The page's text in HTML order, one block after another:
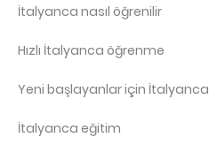
İtalyanca nasıl öğrenilir
Hızlı İtalyanca öğrenme
Yeni başlayanlar için İtalyanca
İtalyanca eğitim